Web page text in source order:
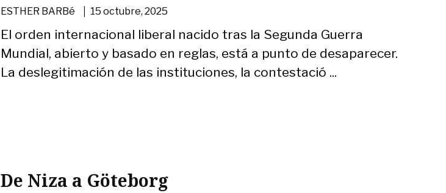
ESTHER BARBé | 15 octubre, 2025
El orden internacional liberal nacido tras la Segunda Guerra
Mundial, abierto y basado en reglas, está a punto de desaparecer.
La deslegitimación de las instituciones, la contestació ...
De Niza a Göteborg